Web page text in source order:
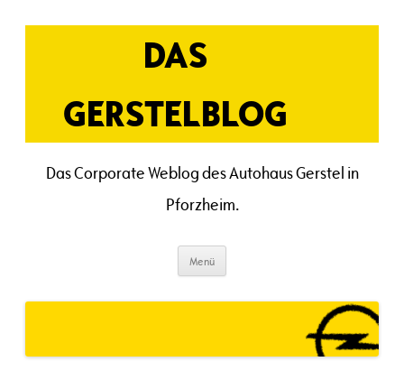
Inhalt
DAS
GERSTELBLOG
Das Corporate Weblog des Autohaus Gerstel in
Pforzheim.
Menü